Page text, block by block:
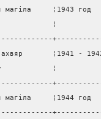
магiла     ¦1943
¦
ахвяр       ¦1941 -
¦
магiла     ¦1944